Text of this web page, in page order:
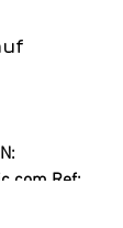
Ref: